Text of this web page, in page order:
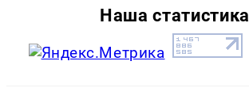
Наша статистика